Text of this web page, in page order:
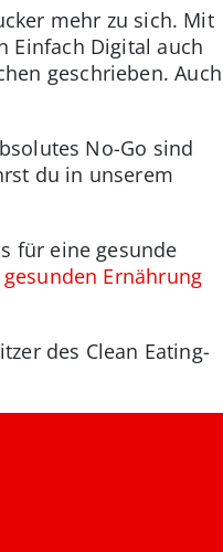
mehr zu sich. Mit
Einfach Digital auch
geschrieben. Auch
No-Go sind
du in unserem
für eine gesunde
Ernährung
des Clean Eating-